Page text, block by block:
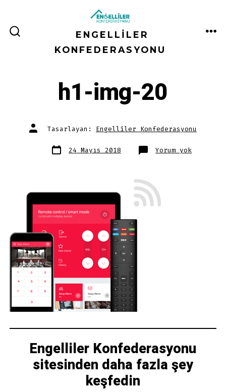
ÇUBUĞUNU
GÖSTER/GIZLE
ENGELLILER
KONFEDERASYONU
h1-img-20
Yazının
yazarıTasarlayan: Engelliler Konfederasyonu
Yazı
tarihi24 Mayıs 2018 Yorum yokh1-
img-
Engelliler Konfederasyonu
sitesinden daha fazla şey
keşfedin